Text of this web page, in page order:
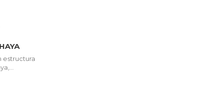
estructura